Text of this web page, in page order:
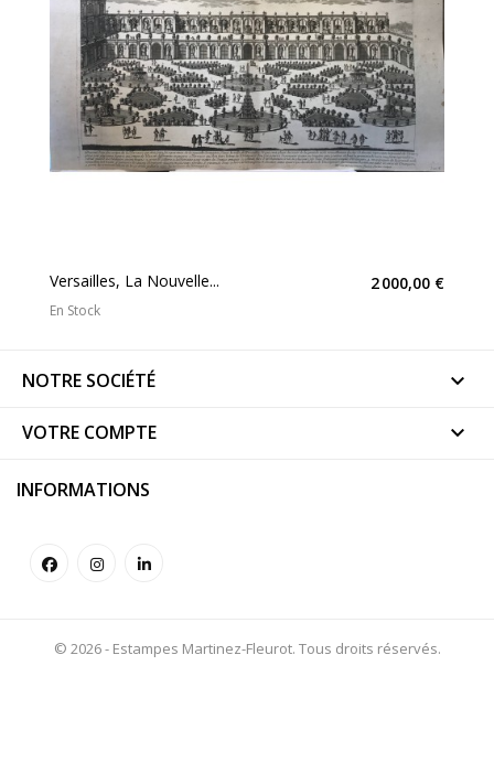
Versailles, La Nouvelle... 2 000,00 €
En Stock
NOTRE SOCIÉTÉ 
VOTRE COMPTE 
INFORMATIONS
© 2026 - Estampes Martinez-Fleurot. Tous droits réservés.